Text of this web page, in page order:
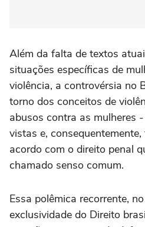
Além da falta de textos
situações específicas de
violência, a controvérsia no
torno dos conceitos de
abusos contra as mulheres
vistas e,
acordo com o direito penal
chamado senso comum.
Essa polêmica recorrente,
exclusividade do Direito